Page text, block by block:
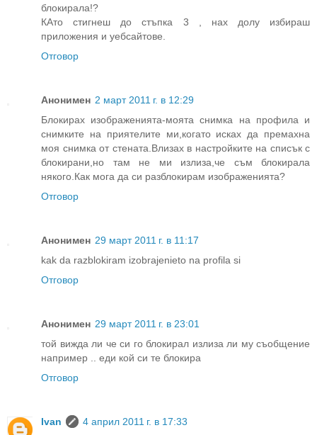
блокирала!?
КАто стигнеш до стъпка 3 , нах долу избираш
приложения и уебсайтове.
Отговор
Анонимен 2 март 2011 г. в 12:29
Блокирах изображенията-моята снимка на профила и
снимките на приятелите ми,когато исках да премахна
моя снимка от стената.Влизах в настройките на списък с
блокирани,но там не ми излиза,че съм блокирала
някого.Как мога да си разблокирам изображенията?
Отговор
Анонимен 29 март 2011 г. в 11:17
kak da razblokiram izobrajenieto na profila si
Отговор
Анонимен 29 март 2011 г. в 23:01
той вижда ли че си го блокирал излиза ли му съобщение
например .. еди кой си те блокира
Отговор
Ivan
4 април 2011 г. в 17:33